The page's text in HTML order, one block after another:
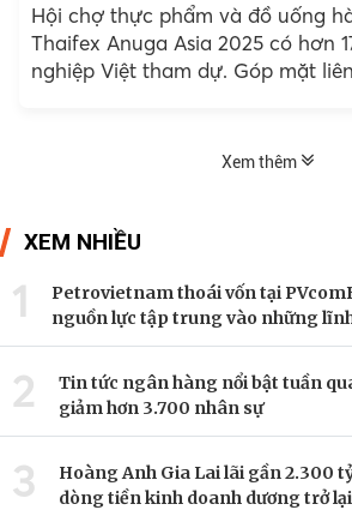
Hội chợ thực phẩm và đồ uống
Thaifex Anuga Asia 2025 có hơn
nghiệp Việt tham dự. Góp mặt
Xem thêm
XEM NHIỀU
1
Petrovietnam thoái vốn tại
nguồn lực tập trung vào những
2
Tin tức ngân hàng nổi bật tuần
giảm hơn 3.700 nhân sự
3
Hoàng Anh Gia Lai lãi gần 2.300
dòng tiền kinh doanh dương trở lại